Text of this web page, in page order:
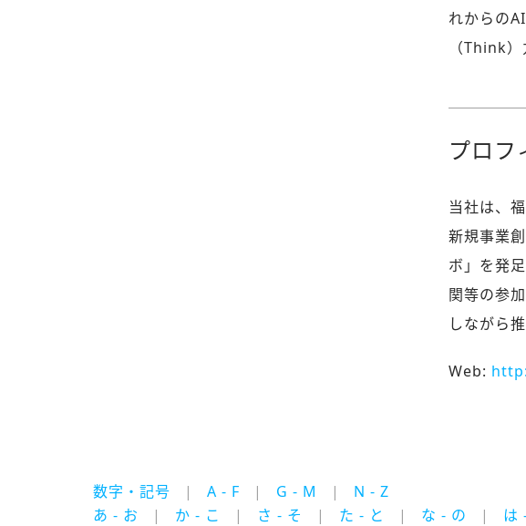
れからの
（Think）
プロフ
当社は、
新規事業
ボ」を発
関等の参
しながら
Web:
数字・記号 A - F G - M
N - Z
あ - お
か - こ さ - そ た - と な - の は